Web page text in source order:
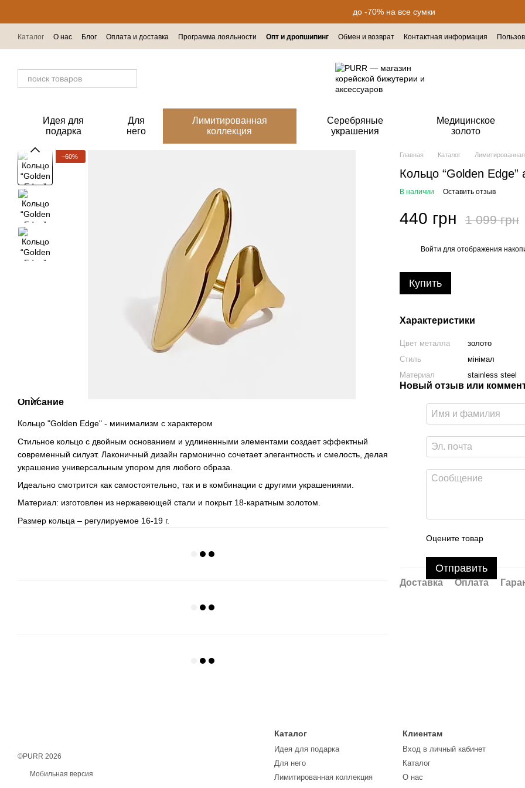
до -70% на все сумки
Каталог О нас Блог Оплата и доставка Программа лояльности Опт и дропшипинг Обмен и возврат Контактная информация
Отзывы о магазине
Идея для
подарка
Для
него
Лимитированная
коллекция
Серебряные
украшения
Медицинское
золото
−60%
Описание
Кольцо "Golden Edge" - минимализм с характером
Стильное кольцо с двойным основанием и удлиненными элементами создает эффектный
современный силуэт. Лаконичный дизайн гармонично сочетает элегантность и смелость, делая
украшение универсальным упором для любого образа.
Идеально смотрится как самостоятельно, так и в комбинации с другими украшениями.
Материал: изготовлен из нержавеющей стали и покрыт 18-каратным золотом.
Размер кольца – регулируемое 16-19 г.
Главная Каталог
Кольцо “Golden Edge”
В наличии Оставить отзыв
440 грн 1 099 грн
Войти для отображения
Купить
Характеристики
Цвет металла
золото
Стиль
мінімал
Материал
stainless steel
Новый отзыв или
Оцените товар
Отправить
Доставка Оплата
©PURR 2026
Мобильная версия
Каталог
Идея для подарка
Для него
Лимитированная коллекция
Клиентам
Вход в личный кабинет
Каталог
О нас